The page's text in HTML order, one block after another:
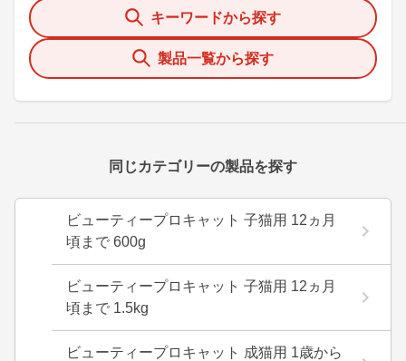
キーワードから探す
製品一覧から探す
同じカテゴリーの製品を探す
ビューティープロキャット 子猫用 12ヵ月
頃まで 600g
ビューティープロキャット 子猫用 12ヵ月
頃まで 1.5kg
ビューティープロキャット 成猫用 1歳から